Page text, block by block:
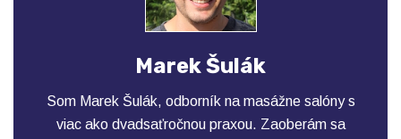
Marek Šulák
Som Marek Šulák, odborník na masážne salóny s
viac ako dvadsaťročnou praxou. Zaoberám sa